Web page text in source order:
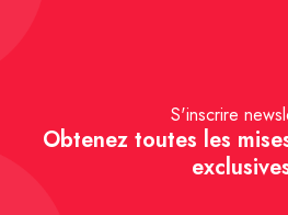
S'inscrire
Obtenez toutes les